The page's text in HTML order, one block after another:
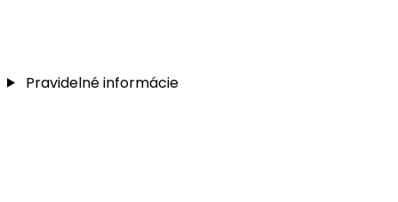
Pravidelné informácie